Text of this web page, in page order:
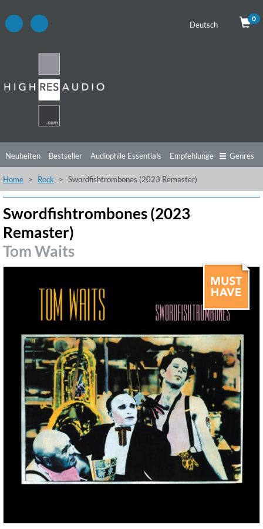
Deutsch
0
Neuheiten Bestseller Audiophile Essentials Empfehlungen
Hörtipps Top Alben Angebote Preorder Vorschau
Genres
Home Rock Swordfishtrombones (2023 Remaster)
Swordfishtrombones (2023
Remaster)
Tom Waits